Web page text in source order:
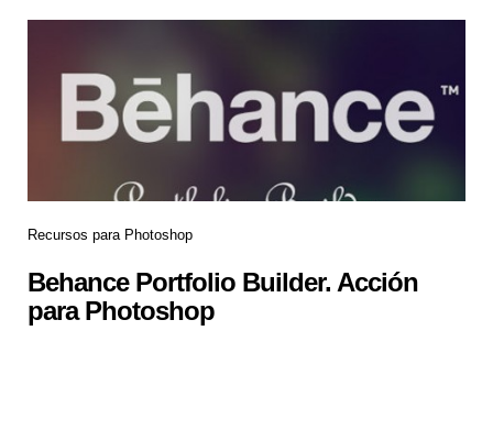
Recursos para Photoshop
Behance Portfolio Builder. Acción
para Photoshop